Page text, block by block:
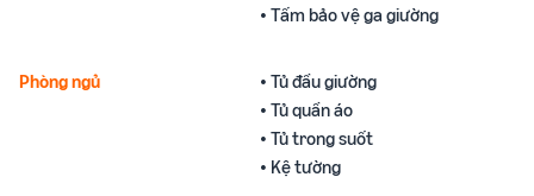
• Tấm bảo vệ ga giường
Phòng ngủ
• Tủ đầu giường
• Tủ quần áo
• Tủ trong suốt
• Kệ tường